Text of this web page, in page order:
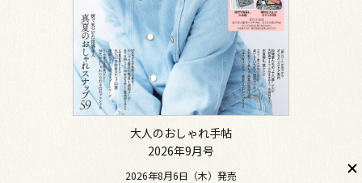
大人のおしゃれ手帖
2026年9月号
2026年8月6日（木）発売